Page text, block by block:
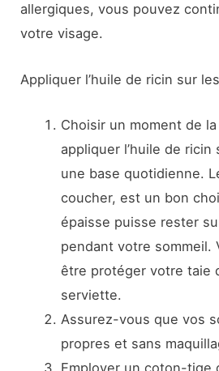
allergiques, vous pouvez
votre visage.
Appliquer l’huile de ricin sur
Choisir un moment de
appliquer l’huile de
une base quotidienne.
coucher, est un bon
épaisse puisse rester
pendant votre sommeil.
être protéger votre taie
serviette.
Assurez-vous que vos
propres et sans
Employer un coton-tige